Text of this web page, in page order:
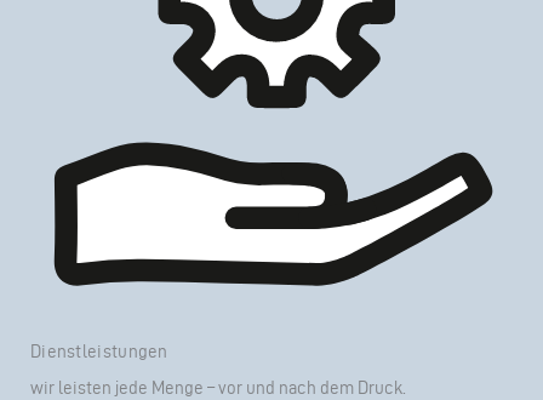
Dienstleistungen
wir leisten jede Menge – vor und nach dem Druck.